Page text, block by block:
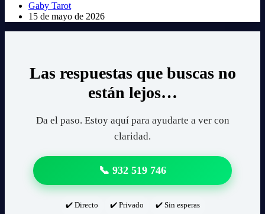
Gaby Tarot
15 de mayo de 2026
Las respuestas que buscas no
están lejos…
Da el paso. Estoy aquí para ayudarte a ver con
claridad.
📞 932 519 746
✔️ Directo ✔️ Privado ✔️ Sin esperas